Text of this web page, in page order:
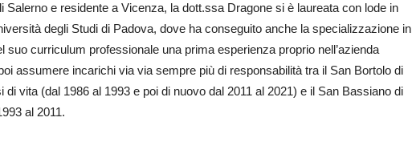
Salerno e residente a Vicenza, la dott.ssa Dragone si è laureata con lode in
degli Studi di Padova, dove ha conseguito anche la specializzazione in
suo curriculum professionale una prima esperienza proprio nell’azienda
assumere incarichi via via sempre più di responsabilità tra il San Bortolo di
vita (dal 1986 al 1993 e poi di nuovo dal 2011 al 2021) e il San Bassiano di
al 2011.